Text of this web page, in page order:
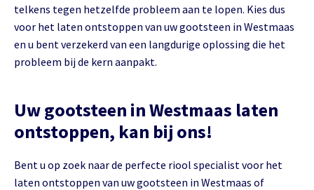
telkens tegen hetzelfde probleem aan te lopen. Kies dus
voor het laten ontstoppen van uw gootsteen in Westmaas
en u bent verzekerd van een langdurige oplossing die het
probleem bij de kern aanpakt.
Uw gootsteen in Westmaas laten
ontstoppen, kan bij ons!
Bent u op zoek naar de perfecte riool specialist voor het
laten ontstoppen van uw gootsteen in Westmaas of